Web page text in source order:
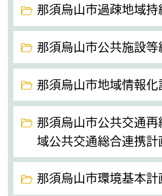
那須烏山市過疎地域持
那須烏山市公共施設等
那須烏山市地域情報化
那須烏山市公共交通再
域公共交通総合連携計
那須烏山市環境基本計